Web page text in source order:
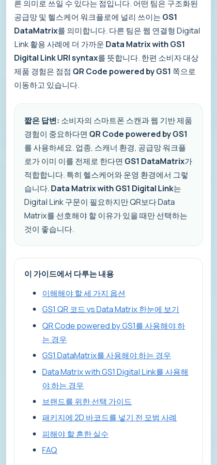
른 의미로 쓰일 수 있다는 점입니다. 어떤 팀은 구조화된
공급망 및 헬스케어 워크플로에 널리 쓰이는 GS1
DataMatrix를 의미합니다. 다른 팀은 웹 연결형 Digital
Link 활용 사례에 더 가까운 Data Matrix with GS1
Digital Link URI syntax를 뜻합니다. 한편 소비자 대상
제품 경험은 점점 QR Code powered by GS1 쪽으로
이동하고 있습니다.
짧은 답변: 소비자의 스마트폰 스캔과 웹 기반 제품
경험이 중요하다면 QR Code powered by GS1
를 사용하세요. 업종, 스캐너 환경, 공급망 워크플
로가 이미 이를 전제로 한다면 GS1 DataMatrix가
적합합니다. 특히 헬스케어와 운영 환경에서 그렇
습니다. Data Matrix with GS1 Digital Link는
Digital Link 구문이 필요하지만 QR보다 Data
Matrix를 선호해야 할 이유가 있을 때만 선택하는
것이 좋습니다.
이 가이드에서 다루는 내용
이해해야 할 세 가지 옵션
GS1 QR 코드 vs Data Matrix 한눈에 보기
QR Code powered by GS1를 사용해야 하
는 경우
GS1 DataMatrix를 사용해야 하는 경우
Data Matrix with GS1 Digital Link를 사용해
야 하는 경우
브랜드를 위한 선택 가이드
패키지에 2D 바코드를 넣기 전 모범 사례
피해야 할 흔한 실수
FAQ